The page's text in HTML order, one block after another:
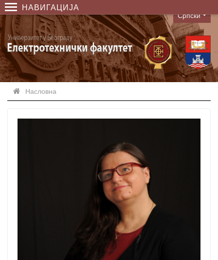
НАВИГАЦИЈА
Language
Српски
Насловна